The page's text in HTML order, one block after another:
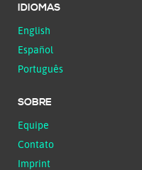
IDIOMAS
English
Español
Português
SOBRE
Equipe
Contato
Imprint